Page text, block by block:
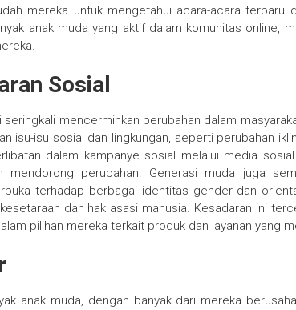
mereka untuk mengetahui acara-acara terbaru
anak muda yang aktif dalam komunitas online,
Sosial
mencerminkan perubahan dalam
isu-isu sosial dan lingkungan, seperti perubahan
dalam kampanye sosial melalui media
mendorong perubahan. Generasi muda juga
terhadap berbagai identitas gender dan
dan hak asasi manusia. Kesadaran ini
pilihan mereka terkait produk dan layanan yang
anak muda, dengan banyak dari mereka